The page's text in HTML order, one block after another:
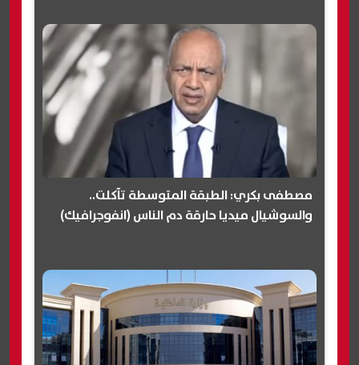
مصطفى بكري: الطبقة المتوسطة تآكلت..
والسوشيال ميديا حارقة دم الناس (انفوجرافيك)